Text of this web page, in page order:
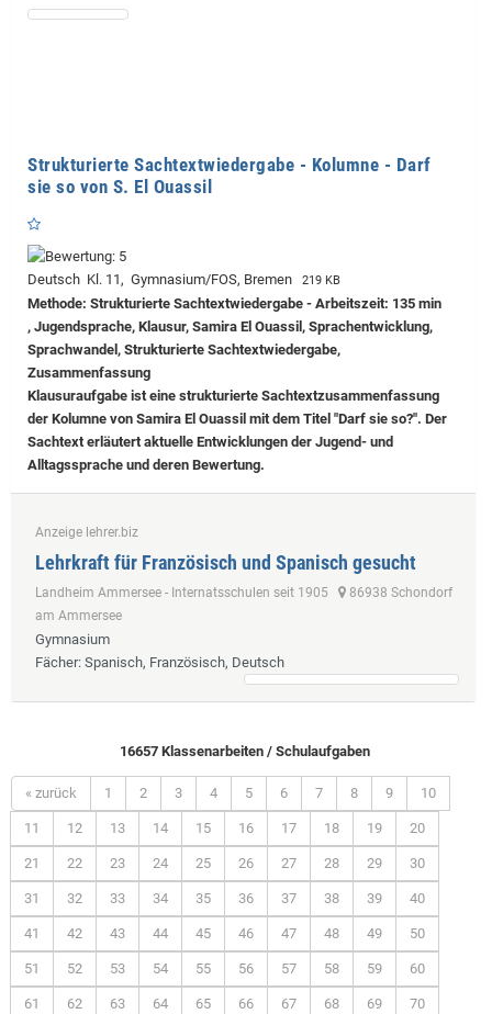
Strukturierte Sachtextwiedergabe - Kolumne - Darf
sie so von S. El Ouassil
Deutsch Kl. 11, Gymnasium/FOS, Bremen 219 KB
Methode: Strukturierte Sachtextwiedergabe - Arbeitszeit: 135 min
, Jugendsprache, Klausur, Samira El Ouassil, Sprachentwicklung,
Sprachwandel, Strukturierte Sachtextwiedergabe,
Zusammenfassung
Klausuraufgabe ist eine strukturierte Sachtextzusammenfassung
der Kolumne von Samira El Ouassil mit dem Titel "Darf sie so?". Der
Sachtext erläutert aktuelle Entwicklungen der Jugend- und
Alltagssprache und deren Bewertung.
Anzeige lehrer.biz
Lehrkraft für Französisch und Spanisch gesucht
Landheim Ammersee - Internatsschulen seit 1905
86938 Schondorf
am Ammersee
Gymnasium
Fächer: Spanisch, Französisch, Deutsch
16657 Klassenarbeiten / Schulaufgaben
« zurück 1 2 3 4 5 6 7 8 9 10
11 12 13 14 15 16 17 18 19 20
21 22 23 24 25 26 27 28 29 30
31 32 33 34 35 36 37 38 39 40
41 42 43 44 45 46 47 48 49 50
51 52 53 54 55 56 57 58 59 60
61 62 63 64 65 66 67 68 69 70